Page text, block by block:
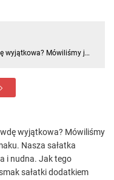
wyjątkowa? Mówiliśmy już
wyjątkowa? Mówiliśmy
Nasza sałatka
i nudna. Jak tego
sałatki dodatkiem